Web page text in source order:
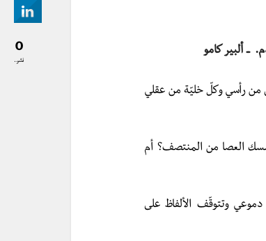
ألبير كامو
من رأسي وكلّ خليّة من عقلي
العصا من المنتصف؟ أم
وتتوقّف الألفاظ على
0
نشر..